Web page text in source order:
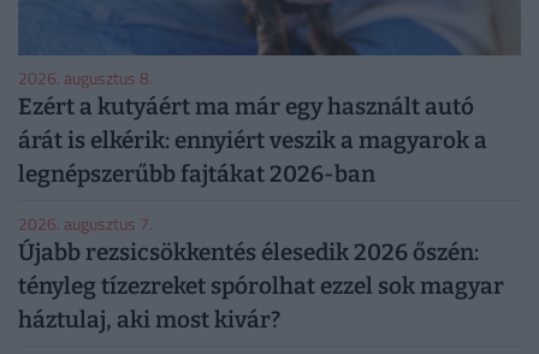
2026. augusztus 8.
Ezért a kutyáért ma már egy használt autó
árát is elkérik: ennyiért veszik a magyarok a
legnépszerűbb fajtákat 2026-ban
2026. augusztus 7.
Újabb rezsicsökkentés élesedik 2026 őszén:
tényleg tízezreket spórolhat ezzel sok magyar
háztulaj, aki most kivár?